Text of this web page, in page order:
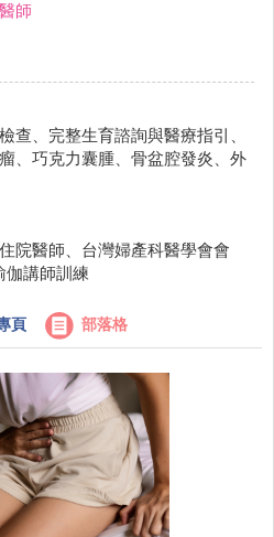
師
查、完整生育諮詢與醫療指引、
、巧克力囊腫、骨盆腔發炎、外
院醫師、台灣婦產科醫學會會
伽講師訓練
頁 部落格